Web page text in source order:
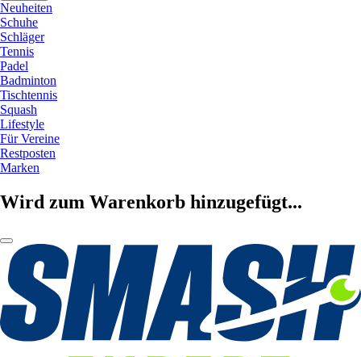
Neuheiten
Schuhe
Schläger
Tennis
Padel
Badminton
Tischtennis
Squash
Lifestyle
Für Vereine
Restposten
Marken
Wird zum Warenkorb hinzugefügt...